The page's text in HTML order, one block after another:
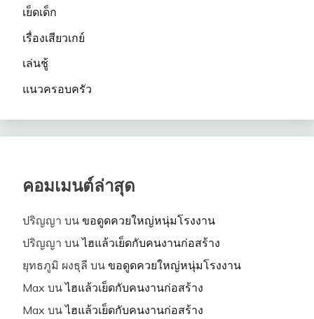
เย็ดเด็ก
เรื่องเสียวเกย์
เล่นชู้
แนวครอบครัว
คอมเมนต์ล่าสุด
ปริญญา บน ขอดูดควยใหญ่หนุ่มโรงงาน
ปริญญา บนไฮแล้วเย็ดกับคนงานก่อสร้าง
ยุทธภูมิ ผงธุลี บน ขอดูดควยใหญ่หนุ่มโรงงาน
Max บนไฮแล้วเย็ดกับคนงานก่อสร้าง
Max บนไฮแล้วเย็ดกับคนงานก่อสร้าง